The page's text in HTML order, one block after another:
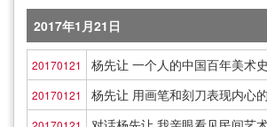
2017年1月21日
20170121 杨先让 一个人的中国百年美术史
20170121 杨先让 用画笔和刻刀表现内心